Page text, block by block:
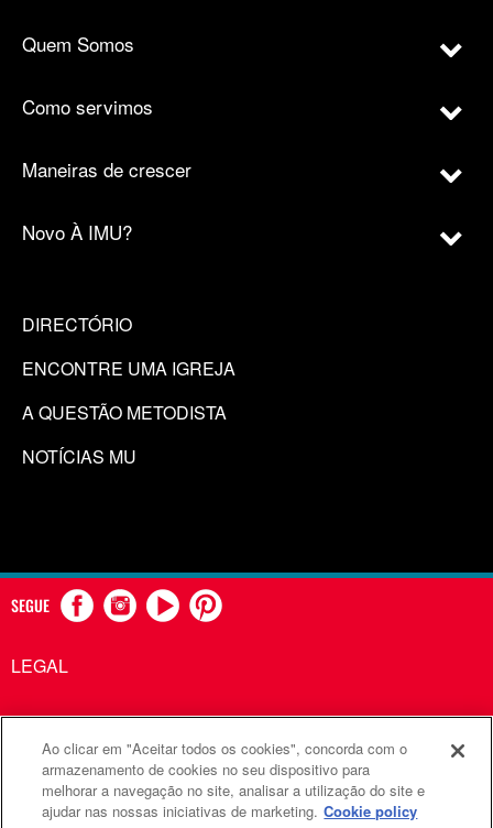
Quem Somos
Como servimos
Maneiras de crescer
Novo À IMU?
DIRECTÓRIO
ENCONTRE UMA IGREJA
A QUESTÃO METODISTA
NOTÍCIAS MU
SEGUE
LEGAL
Comunicações Metodistas Unidas é uma agência da Igreja
Metodista Unida
Ao clicar em "Aceitar todos os cookies", concorda com o
armazenamento de cookies no seu dispositivo para
melhorar a navegação no site, analisar a utilização do site e
ajudar nas nossas iniciativas de marketing. Cookie policy